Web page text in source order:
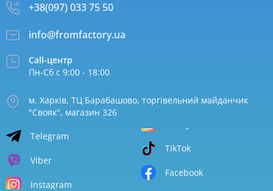
+38(097) 033 75 50
info@fromfactory.ua
Call-центр
Пн-Сб с 9:00 - 18:00
м. Харків, ТЦ Барабашово, торгівельний майданчик
"Свояк", магазин 326
Telegram
Viber
Instagram
TikTok
Facebook